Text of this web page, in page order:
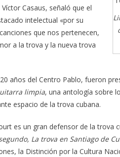
Casaus, señaló que el
intelectual «por su
que nos pertenecen,
a la trova y la nueva trova
años del Centro Pablo, fueron
limpia, una antología sobre
espacio de la trova cubana.
es un gran defensor de la trova
La trova en Santiago de
la Distinción por la Cultura